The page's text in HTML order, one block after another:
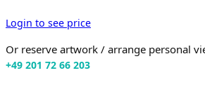
Login to see price
Or reserve artwork / arrange personal
+49 201 72 66 203